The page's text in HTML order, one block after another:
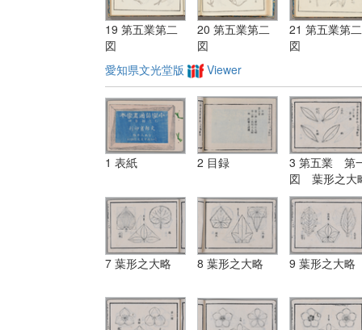
19 第五業第二
図
20 第五業第二
図
21 第五業第二
図
愛知県文光堂版
Viewer
1 表紙 2 目録
3 第五業 第
図 葉形之大
7 葉形之大略 8 葉形之大略 9 葉形之大略